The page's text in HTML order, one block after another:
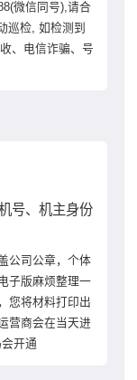
微信同号),请合
巡检, 如检测到
、电信诈骗、号
号、机主身份
公司公章，个体
子版麻烦整理一
您将材料打印出
营商会在当天进
开通